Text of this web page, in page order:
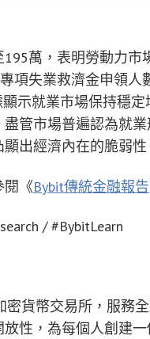
萬，表明勞動力
失業救濟金申領人
示就業市場保持穩
管市場普遍認為就
出經濟內在的脆弱性
閱《Bybit傳統金融報告
/ #BybitLearn
密貨幣交易所，服務
性，為每個人創建